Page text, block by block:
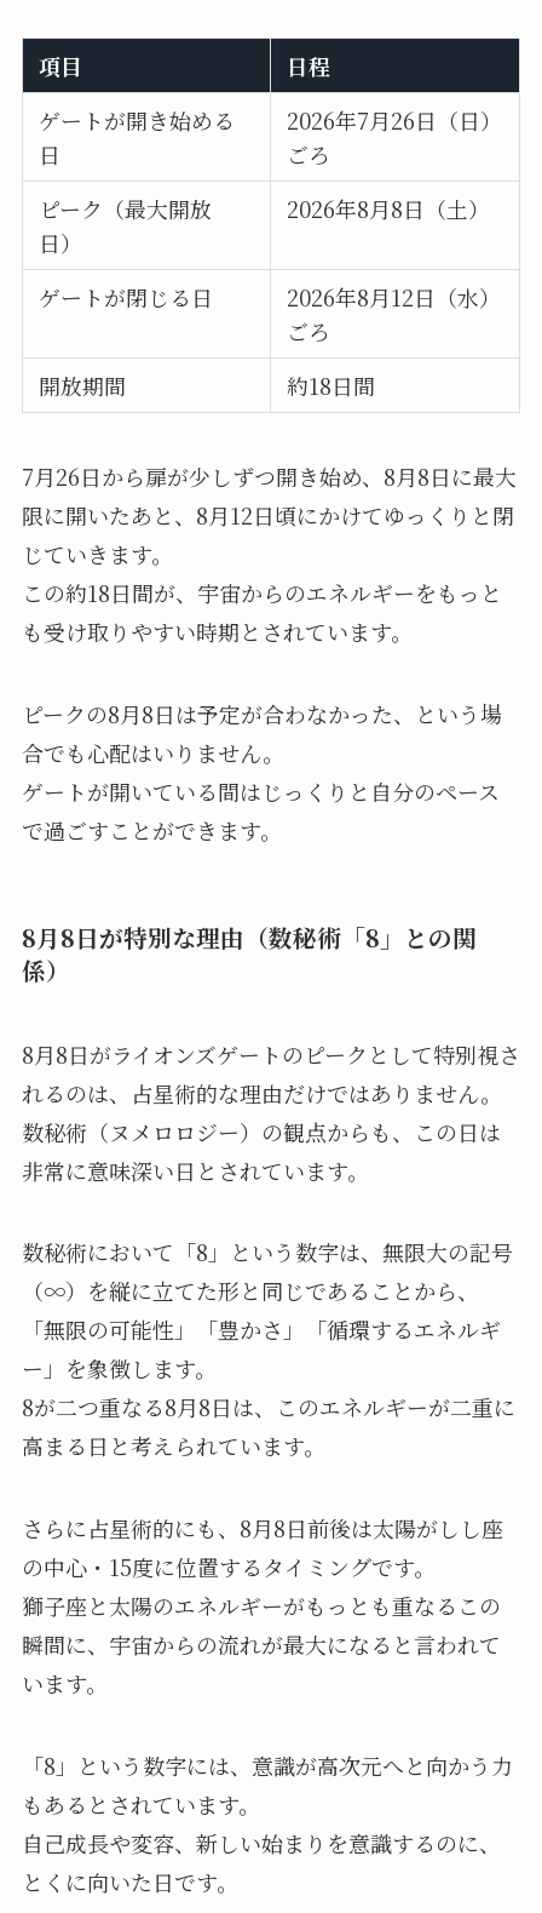
項目
日程
ゲートが開き始める
日
2026年7月26日（日）
ごろ
ピーク（最大開放
日）
2026年8月8日（土）
ゲートが閉じる日
2026年8月12日（水）
ごろ
開放期間
約18日間
7月26日から扉が少しずつ開き始め、8月8日に最大
限に開いたあと、8月12日頃にかけてゆっくりと閉
じていきます。
この約18日間が、宇宙からのエネルギーをもっと
も受け取りやすい時期とされています。
ピークの8月8日は予定が合わなかった、という場
合でも心配はいりません。
ゲートが開いている間はじっくりと自分のペース
で過ごすことができます。
8月8日が特別な理由（数秘術「8」との関
係）
8月8日がライオンズゲートのピークとして特別視さ
れるのは、占星術的な理由だけではありません。
数秘術（ヌメロロジー）の観点からも、この日は
非常に意味深い日とされています。
数秘術において「8」という数字は、無限大の記号
（∞）を縦に立てた形と同じであることから、
「無限の可能性」「豊かさ」「循環するエネルギ
ー」を象徴します。
8が二つ重なる8月8日は、このエネルギーが二重に
高まる日と考えられています。
さらに占星術的にも、8月8日前後は太陽がしし座
の中心・15度に位置するタイミングです。
獅子座と太陽のエネルギーがもっとも重なるこの
瞬間に、宇宙からの流れが最大になると言われて
います。
「8」という数字には、意識が高次元へと向かう力
もあるとされています。
自己成長や変容、新しい始まりを意識するのに、
とくに向いた日です。